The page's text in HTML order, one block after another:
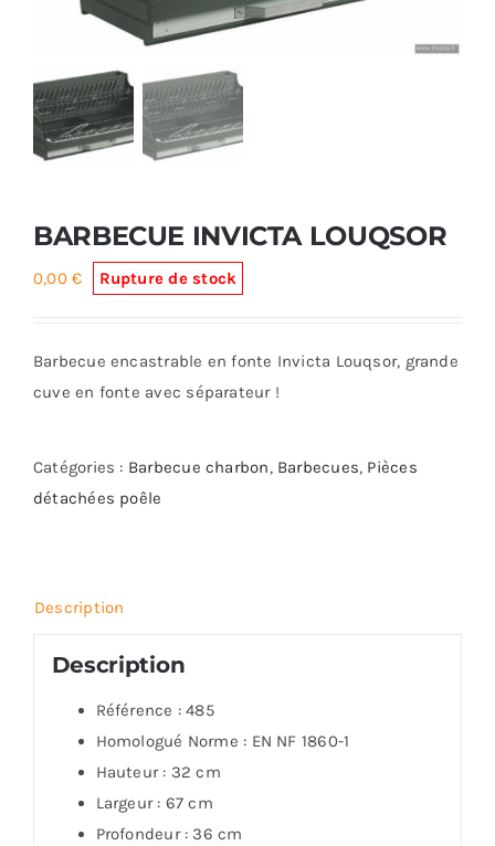
Cuisinières
BARBECUE INVICTA LOUQSOR
0,00€ Rupture de stock
Barbecue encastrable en fonte Invicta Louqsor, grande
cuve en fonte avec séparateur !
Catégories : Barbecue charbon, Barbecues, Pièces
détachées poêle
Description
Description
Référence :485
Homologué Norme : EN NF 1860-1
Hauteur : 32 cm
Largeur : 67 cm
Profondeur :36 cm